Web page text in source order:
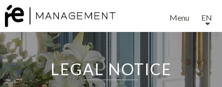
Menu EN
LEGAL NOTICE